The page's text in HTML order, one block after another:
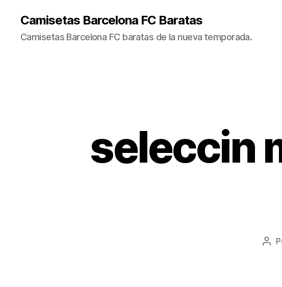
Camisetas Barcelona FC Baratas
Camisetas Barcelona FC baratas de la nueva temporada.
seleccin